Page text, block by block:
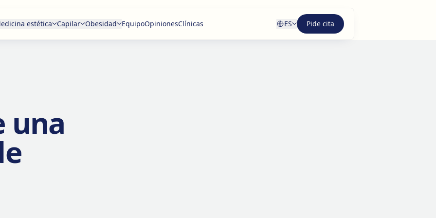
estética Capilar Obesidad EquipoOpinionesClínicas ES Pide cita
una